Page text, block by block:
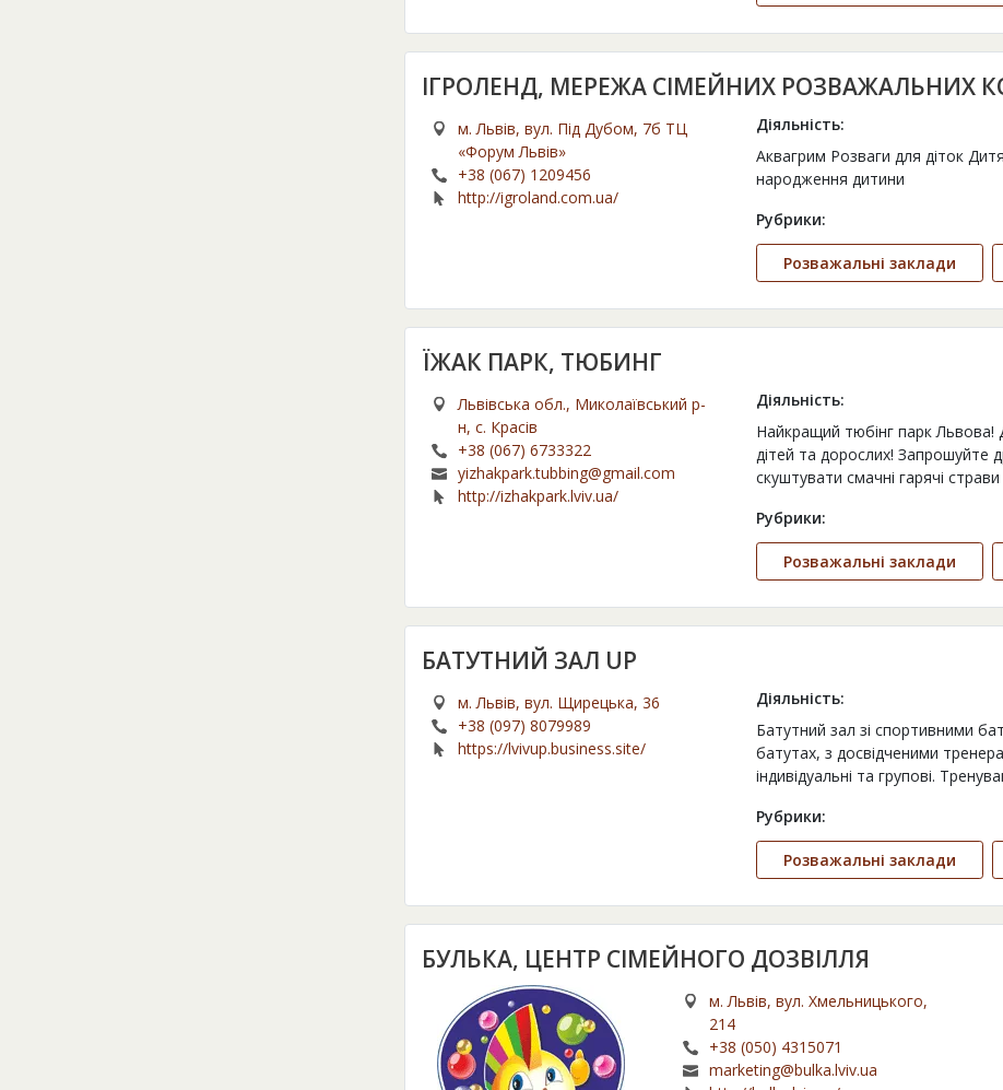
ІГРОЛЕНД, МЕРЕЖА СІМЕЙНИХ РОЗВАЖАЛЬНИХ
м. Львів, вул. Під Дубом, 7б ТЦ
«Форум Львів»
+38 (067) 1209456
http://igroland.com.ua/
Діяльність:
Аквагрим Розваги для діток
народження дитини
Рубрики:
Розважальні заклади
ЇЖАК ПАРК, ТЮБИНГ
Львівська обл., Миколаївський р-
н, с. Красів
+38 (067) 6733322
yizhakpark.tubbing@gmail.com
http://izhakpark.lviv.ua/
Діяльність:
Найкращий тюбінг парк Львова!
дітей та дорослих! Запрошуйте
скуштувати смачні гарячі
Рубрики:
Розважальні заклади
БАТУТНИЙ ЗАЛ UP
м. Львів, вул. Щирецька, 36
+38 (097) 8079989
https://lvivup.business.site/
Діяльність:
Батутний зал зі спортивними
батутах, з досвідченими
індивідуальні та групові.
Рубрики:
Розважальні заклади
БУЛЬКА, ЦЕНТР СІМЕЙНОГО ДОЗВІЛЛЯ
м. Львів, вул. Хмельницького,
214
+38 (050) 4315071
marketing@bulka.lviv.ua